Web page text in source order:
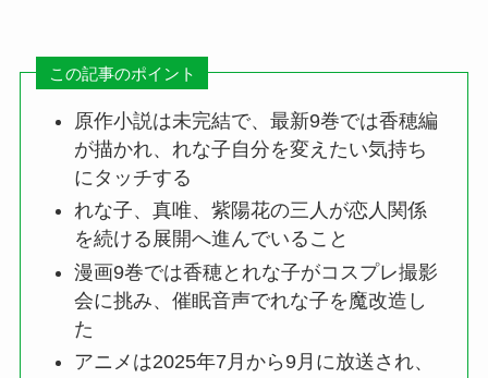
この記事のポイント
原作小説は未完結で、最新9巻では香穂編
が描かれ、れな子自分を変えたい気持ち
にタッチする
れな子、真唯、紫陽花の三人が恋人関係
を続ける展開へ進んでいること
漫画9巻では香穂とれな子がコスプレ撮影
会に挑み、催眠音声でれな子を魔改造し
た
アニメは2025年7月から9月に放送され、